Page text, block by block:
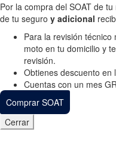
Por la compra del SOAT de
de tu seguro y adicional
Para la revisión técnico
moto en tu domicilio y
revisión.
Obtienes descuento en
Cuentas con un mes
Comprar SOAT
Cerrar